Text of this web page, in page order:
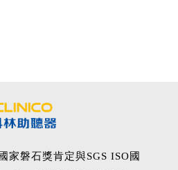
家磐石獎肯定與SGS ISO國